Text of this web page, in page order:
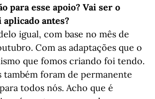
para esse apoio? Vai ser o
antes?
igual, com base no mês de
Com as adaptações que o
que fomos criando foi tendo.
também foram de permanente
todos nós. Acho que é